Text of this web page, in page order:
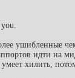
ушибленные
идти на
умеет хилить,